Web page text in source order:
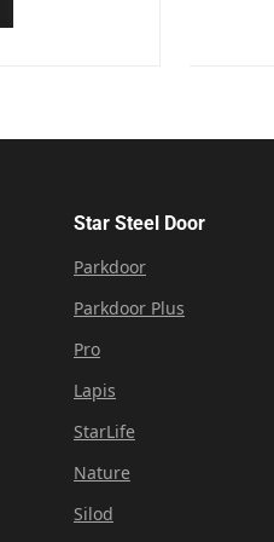
Star Steel Door
Parkdoor
Parkdoor Plus
Pro
Lapis
StarLife
Nature
Silod